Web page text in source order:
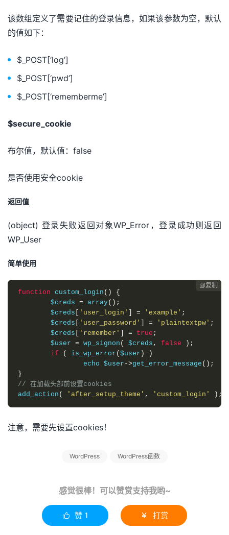
该数组定义了需要记住的登录信息，如果该参数为空，默认
的值如下：
$_POST[‘log’]
$_POST[‘pwd’]
$_POST[‘rememberme’]
$secure_cookie
布尔值，默认值：false
是否使用安全cookie
返回值
(object) 登录失败返回对象WP_Error，登录成功则返回
WP_User
简单使用
复制
function custom_login ()
{
	$creds
= array();
	$creds
'user_login' = 'example' ;
	$creds
'user_password' = 'plaintextpw' ;
	$creds
'remember' = true ;
	$user
= wp_signon ( $creds , false
);
if
( is_wp_error ( $user )
)
		echo $user
->get_error_message ();
}
// 在加载头部前设置cookies
add_action ( 'after_setup_theme' , 'custom_login' );
注意，需要先设置cookies！
WordPress WordPress函数
感觉很棒！可以赞赏支持我哟~
 赞 1  打赏